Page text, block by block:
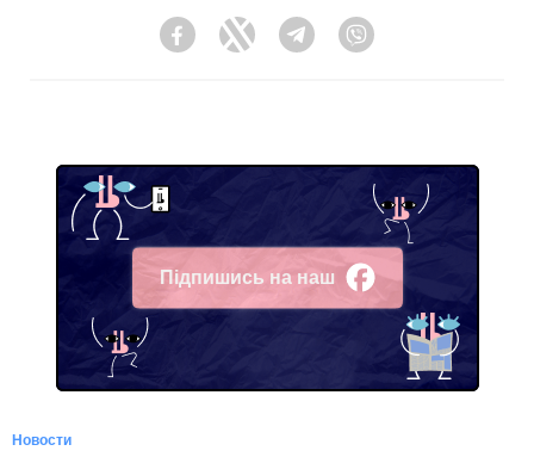
FacebookTwitter Telegram
Підпишись на наш
Facebook
Новости